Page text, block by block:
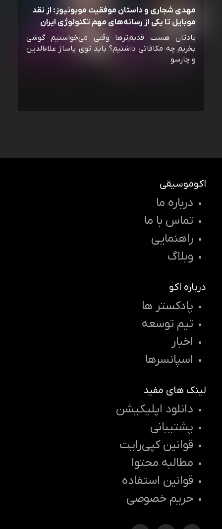
مهدی شجاری و داستان موفقیت موبونیوز: از نقد
موبایل تا یکی از رسانه‌‌های مهم تکنولوژی ایران
یادتان هست قدیم‌ترها وقتی می‌خواستیم گوشی
بخریم چه مکافاتی داشتیم؟ باید توی پاساژ علاءالدین
و چارسو
اکوموسیقی
درباره ما
تماس با ما
راهنمایی
وبلاگ
درباره اکو
پادکستر ها
تیم توسعه
اخبار
اسپانسرها
لینک های مفید
دانلود اپلیکیشن
پشتیبانی
قوانین کپی‌رایت
مطالبه محتوا
قوانین استفاده
حریم خصوصی